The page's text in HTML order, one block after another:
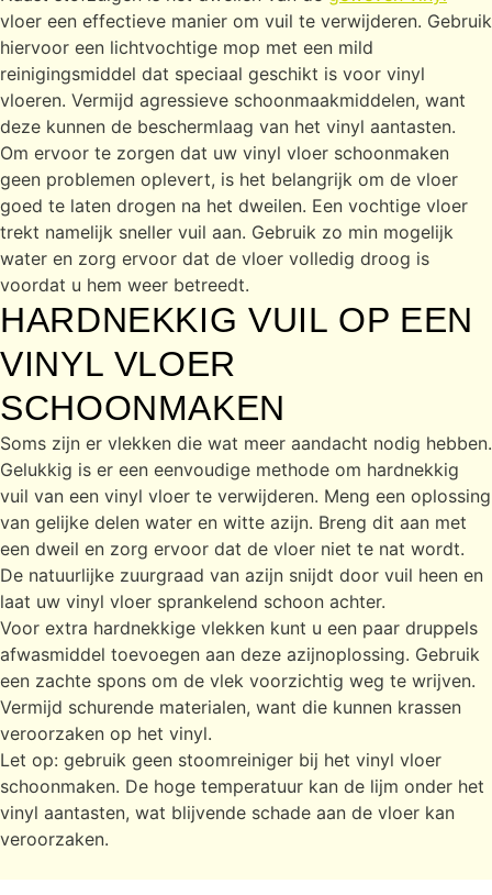
vloer een effectieve manier om vuil te verwijderen. Gebruik
hiervoor een lichtvochtige mop met een mild
reinigingsmiddel dat speciaal geschikt is voor vinyl
vloeren. Vermijd agressieve schoonmaakmiddelen, want
deze kunnen de beschermlaag van het vinyl aantasten.
Om ervoor te zorgen dat uw vinyl vloer schoonmaken
geen problemen oplevert, is het belangrijk om de vloer
goed te laten drogen na het dweilen. Een vochtige vloer
trekt namelijk sneller vuil aan. Gebruik zo min mogelijk
water en zorg ervoor dat de vloer volledig droog is
voordat u hem weer betreedt.
HARDNEKKIG VUIL OP EEN
VINYL VLOER
SCHOONMAKEN
Soms zijn er vlekken die wat meer aandacht nodig hebben.
Gelukkig is er een eenvoudige methode om hardnekkig
vuil van een vinyl vloer te verwijderen. Meng een oplossing
van gelijke delen water en witte azijn. Breng dit aan met
een dweil en zorg ervoor dat de vloer niet te nat wordt.
De natuurlijke zuurgraad van azijn snijdt door vuil heen en
laat uw vinyl vloer sprankelend schoon achter.
Voor extra hardnekkige vlekken kunt u een paar druppels
afwasmiddel toevoegen aan deze azijnoplossing. Gebruik
een zachte spons om de vlek voorzichtig weg te wrijven.
Vermijd schurende materialen, want die kunnen krassen
veroorzaken op het vinyl.
Let op: gebruik geen stoomreiniger bij het vinyl vloer
schoonmaken. De hoge temperatuur kan de lijm onder het
vinyl aantasten, wat blijvende schade aan de vloer kan
veroorzaken.